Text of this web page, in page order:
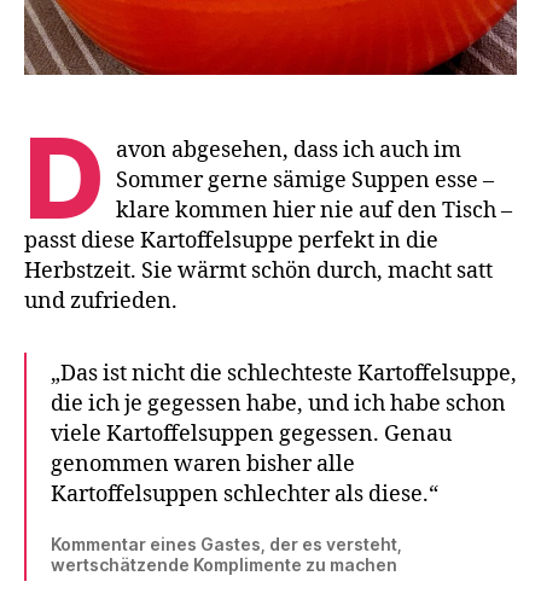
D
avon abgesehen, dass ich auch im
Sommer gerne sämige Suppen esse –
klare kommen hier nie auf den Tisch –
passt diese Kartoffelsuppe perfekt in die
Herbstzeit. Sie wärmt schön durch, macht satt
und zufrieden.
„Das ist nicht die schlechteste Kartoffelsuppe,
die ich je gegessen habe, und ich habe schon
viele Kartoffelsuppen gegessen. Genau
genommen waren bisher alle
Kartoffelsuppen schlechter als diese.“
Kommentar eines Gastes, der es versteht,
wertschätzende Komplimente zu machen